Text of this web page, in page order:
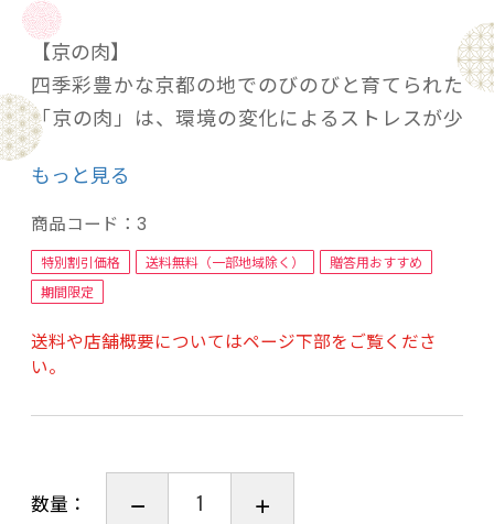
【京の肉】
四季彩豊かな京都の地でのびのびと育てられた
「京の肉」は、環境の変化によるストレスが少
ないことから、肉質が良く、雑味のない豊かな
風味を味わうことができます。
"きめ細やかく上品な甘みのある最高級の和牛肉
をご賞味下さい。"
ご進物にもお使いいただけるようおしゃれなパ
内容量：【京の肉】肩モモ赤身ステーキ150ｇ×
賞味期限：冷凍１か月解凍後2日
もっと見る
商品コード： 3
特別割引価格 送料無料（一部地域除く）
贈答用おすすめ
期間限定
送料や店舗概要についてはページ下部をご覧くださ
い。
数量：